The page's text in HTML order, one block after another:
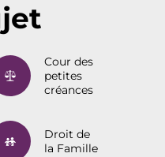
Cour des
petites
créances
Droit de
la Famille